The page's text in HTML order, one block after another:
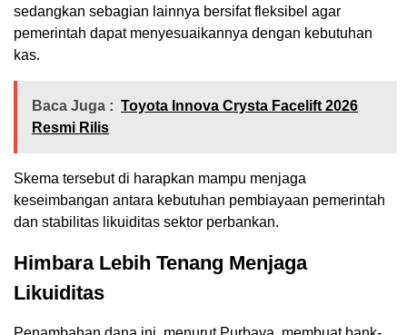
sedangkan sebagian lainnya bersifat fleksibel agar
pemerintah dapat menyesuaikannya dengan kebutuhan
kas.
Baca Juga : Toyota Innova Crysta Facelift 2026
Resmi Rilis
Skema tersebut di harapkan mampu menjaga
keseimbangan antara kebutuhan pembiayaan pemerintah
dan stabilitas likuiditas sektor perbankan.
Himbara Lebih Tenang Menjaga
Likuiditas